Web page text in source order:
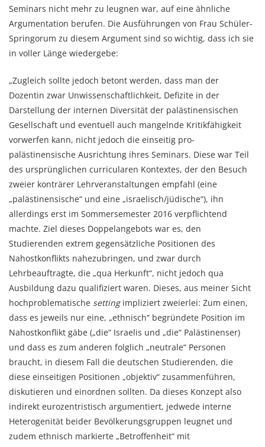
Seminars nicht mehr zu leugnen war, auf eine ähnliche
Argumentation berufen. Die Ausführungen von Frau Schüler-
Springorum zu diesem Argument sind so wichtig, dass ich sie
in voller Länge wiedergebe:
„Zugleich sollte jedoch betont werden, dass man der
Dozentin zwar Unwissenschaftlichkeit, Defizite in der
Darstellung der internen Diversität der palästinensischen
Gesellschaft und eventuell auch mangelnde Kritikfähigkeit
vorwerfen kann, nicht jedoch die einseitig pro-
palästinensische Ausrichtung ihres Seminars. Diese war Teil
des ursprünglichen curricularen Kontextes, der den Besuch
zweier konträrer Lehrveranstaltungen empfahl (eine
„palästinensische“ und eine „israelisch/jüdische“), ihn
allerdings erst im Sommersemester 2016 verpflichtend
machte. Ziel dieses Doppelangebots war es, den
Studierenden extrem gegensätzliche Positionen des
Nahostkonflikts nahezubringen, und zwar durch
Lehrbeauftragte, die „qua Herkunft“, nicht jedoch qua
Ausbildung dazu qualifiziert waren. Dieses, aus meiner Sicht
hochproblematische settingimpliziert zweierlei: Zum einen,
dass es jeweils nur eine, „ethnisch“ begründete Position im
Nahostkonflikt gäbe („die“ Israelis und „die“ Palästinenser)
und dass es zum anderen folglich „neutrale“ Personen
braucht, in diesem Fall die deutschen Studierenden, die
diese einseitigen Positionen „objektiv“ zusammenführen,
diskutieren und einordnen sollten. Da dieses Konzept also
indirekt eurozentristisch argumentiert, jedwede interne
Heterogenität beider Bevölkerungsgruppen leugnet und
zudem ethnisch markierte „Betroffenheit“ mit